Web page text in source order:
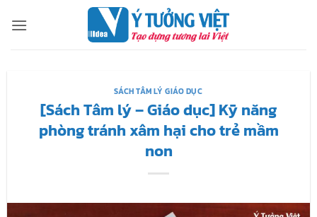
qua
SÁCH TÂM LÝ GIÁO DỤC
[Sách Tâm lý – Giáo dục] Kỹ năng
phòng tránh xâm hại cho trẻ mầm
non